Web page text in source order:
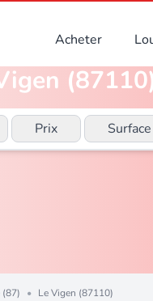
Acheter
Prix Surface
(87) • Le Vigen (87110)